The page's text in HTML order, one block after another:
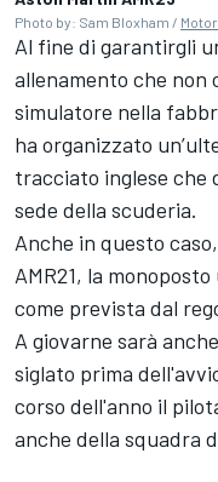
Photo by: Sam Bloxham /
Al fine di garantirgli
allenamento che non
simulatore nella
ha organizzato
tracciato inglese che
sede della scuderia.
Anche in questo
AMR21, la
come prevista dal
A giovarne sarà
siglato prima
corso dell'anno il
anche della squadra